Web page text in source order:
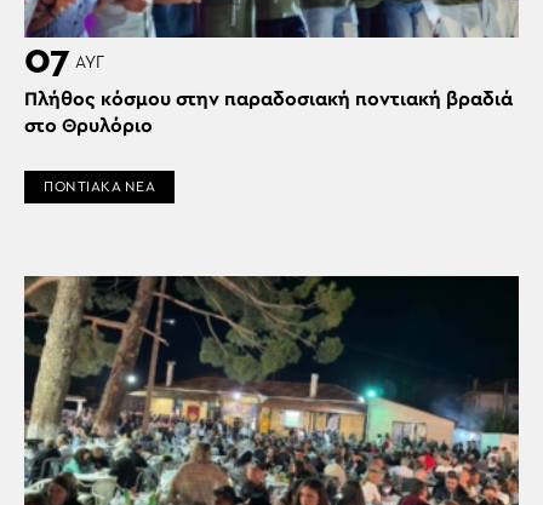
07 ΑΥΓ
Πλήθος κόσμου στην παραδοσιακή ποντιακή βραδιά
στο Θρυλόριο
ΠΟΝΤΙΑΚΑ ΝΕΑ